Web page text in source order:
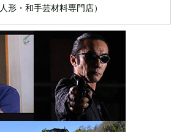
形・和手芸材料専門店）